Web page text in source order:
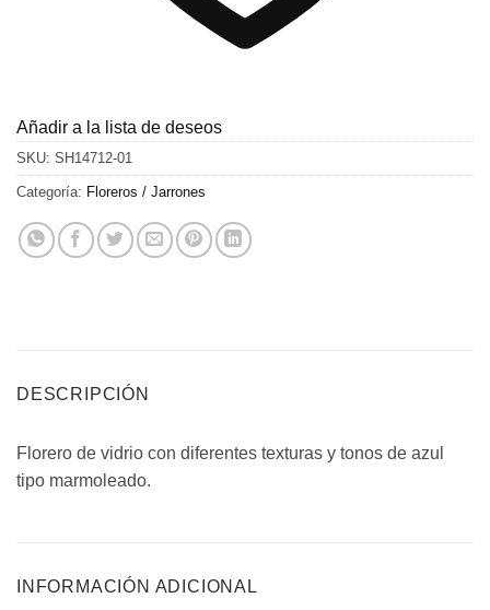
Añadir a la lista de deseos
SKU: SH14712-01
Categoría: Floreros / Jarrones
DESCRIPCIÓN
Florero de vidrio con diferentes texturas y tonos de azul
tipo marmoleado.
INFORMACIÓN ADICIONAL